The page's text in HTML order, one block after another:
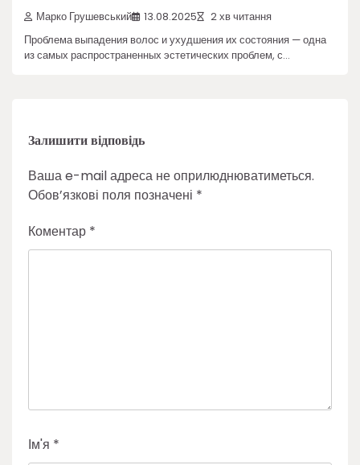
Марко Грушевський 13.08.2025 2 хв читання
Проблема выпадения волос и ухудшения их состояния — одна
из самых распространенных эстетических проблем, с…
Залишити відповідь
Ваша e-mail адреса не оприлюднюватиметься.
Обов’язкові поля позначені *
Коментар *
Ім'я *